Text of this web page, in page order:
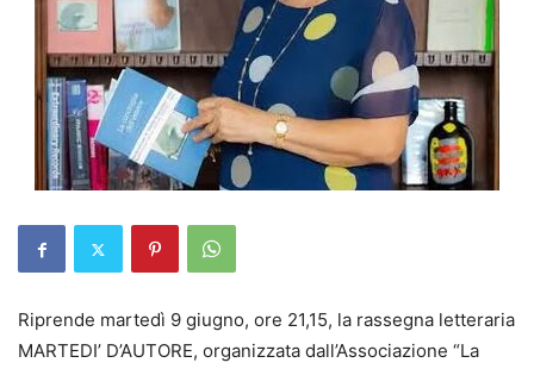
Riprende martedì 9 giugno, ore 21,15, la rassegna letteraria
MARTEDI’ D’AUTORE, organizzata dall’Associazione “La